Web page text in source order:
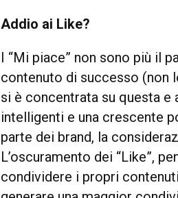
Addio ai Like?
I “Mi piace” non sono più il
contenuto di successo (non
si è concentrata su questa e
intelligenti e una crescente
parte dei brand, la
L’oscuramento dei “Like”,
condividere i propri